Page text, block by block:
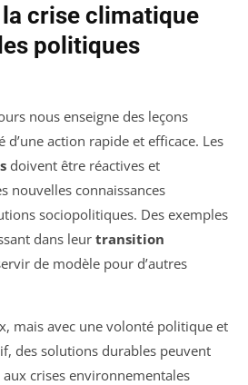
crise climatique
politiques
nous enseigne des leçons
d’une action rapide et efficace. Les
doivent être réactives et
nouvelles connaissances
sociopolitiques. Des exemples
dans leur transition
de modèle pour d’autres
mais avec une volonté politique et
des solutions durables peuvent
crises environnementales